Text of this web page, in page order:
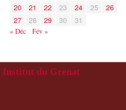
20
21 22 23 24 25
26
27
28 29 30 31
« Déc Fév »
Institut du Grenat